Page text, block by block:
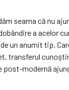
seama că nu
a acelor
un anumit tip.
transferul
modernă